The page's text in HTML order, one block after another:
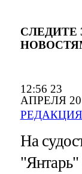
12:56 23
АПРЕЛЯ
СЛЕДИТЕ
На